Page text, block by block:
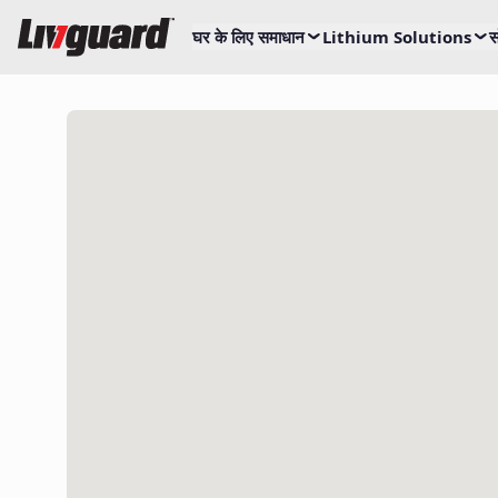
घर के लिए समाधान Lithium Solutions